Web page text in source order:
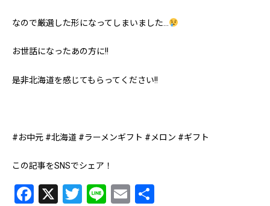
なので厳選した形になってしまいました…
お世話になったあの方に!!
是非北海道を感じてもらってください!!
#お中元 #北海道 #ラーメンギフト #メロン #ギフト
この記事をSNSでシェア！
Facebook
X Twitter
LineEmail